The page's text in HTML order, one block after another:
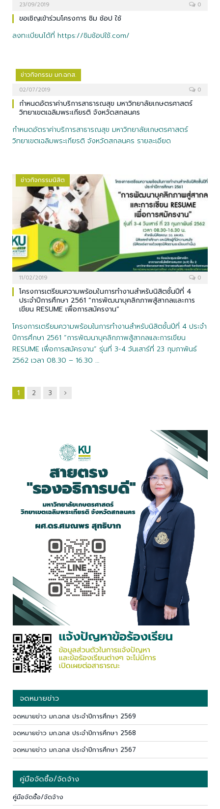
23/09/2019 0
ขอเชิญเข้าร่วมโครงการ ชิม ช้อป ใช้
ลงทะเบียนได้ที่ https://ชิมช้อปใช้.com/
ข่าวกิจกรรม มก.ฉกส.
02/07/2019 0
กำหนดอัตราค่าบริการสาธารณสุข มหาวิทยาลัยเกษตรศาสตร์
วิทยาเขตเฉลิมพระเกียรติ จังหวัดสกลนคร
กำหนดอัตราค่าบริการสาธารณสุข มหาวิทยาลัยเกษตรศาสตร์
วิทยาเขตเฉลิมพระเกียรติ จังหวัดสกลนคร รายละเอียด
ข่าวกิจกรรมนิสิต
11/02/2019 0
โครงการเตรียมความพร้อมในการทำงานสำหรับนิสิตชั้นปีที่ 4
ประจำปีการศึกษา 2561 “การพัฒนาบุคลิกภาพสู้สากลและการ
เขียน RESUME เพื่อการสมัครงาน”
โครงการเตรียมความพร้อมในการทำงานสำหรับนิสิตชั้นปีที่ 4 ประจำ
ปีการศึกษา 2561 “การพัฒนาบุคลิกภาพสู้สากลและการเขียน
RESUME เพื่อการสมัครงาน” รุ่นที่ 3-4 วันเสาร์ที่ 23 กุมภาพันธ์
2562 เวลา 08.30 – 16.30 …
1 2 3
ถัด
จดหมายข่าว
จดหมายข่าว มก.ฉกส ประจำปีการศึกษา 2569
จดหมายข่าว มก.ฉกส ประจำปีการศึกษา 2568
จดหมายข่าว มก.ฉกส ประจำปีการศึกษา 2567
คู่มือจัดซื้อ/จัดจ้าง
คู่มือจัดซื้อ/จัดจ้าง